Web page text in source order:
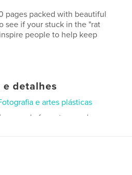
pages packed with beautiful
see if your stuck in the "rat
people to help keep
detalhes
e artes plásticas
de formato grande,